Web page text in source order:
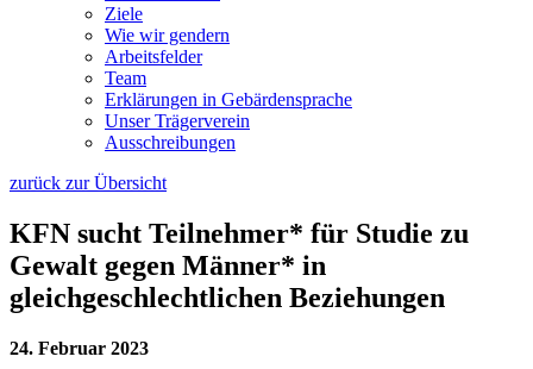
Ziele
Wie wir gendern
Arbeitsfelder
Team
Erklärungen in Gebärdensprache
Unser Trägerverein
Ausschreibungen
zurück zur Übersicht
KFN sucht Teilnehmer* für Studie zu
Gewalt gegen Männer* in
gleichgeschlechtlichen Beziehungen
24. Februar 2023